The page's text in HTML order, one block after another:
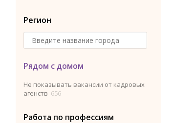
Регион
Рядом с домом
Не показывать вакансии от кадровых
агенств 656
Работа по профессиям